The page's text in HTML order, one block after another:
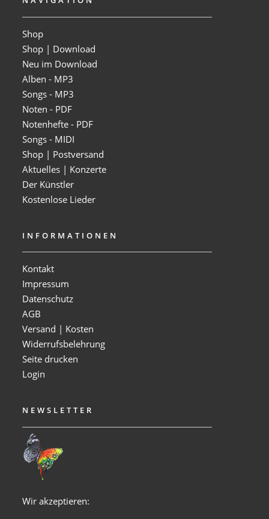
Shop
Shop | Download
Neu im Download
Alben - MP3
Songs - MP3
Noten - PDF
Notenhefte - PDF
Songs - MIDI
Shop | Postversand
Aktuelles | Konzerte
Der Künstler
Kostenlose Lieder
INFORMATIONEN
Kontakt
Impressum
Datenschutz
AGB
Versand | Kosten
Widerrufsbelehrung
Seite drucken
Login
NEWSLETTER
Wir akzeptieren: